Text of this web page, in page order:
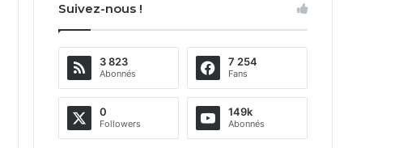
Suivez-nous !
3 823
Abonnés
7 254
Fans
0
Followers
149k
Abonnés